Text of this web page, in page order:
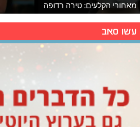
מאחורי הקלעים: טירה רדופה
עשו סאב